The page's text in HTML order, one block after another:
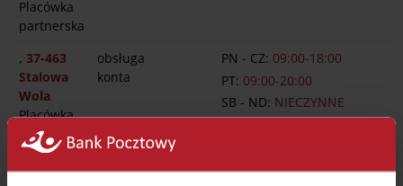
Placówka
partnerska
, 37-463
Stalowa
Wola
Placówka
partnerska
obsługa
konta
PN - CZ: 09:00-18:00
PT: 09:00-20:00
SB - ND: NIECZYNNE